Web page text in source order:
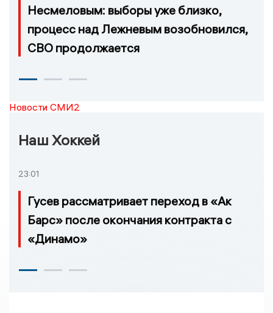
Несмеловым: выборы уже близко,
процесс над Лежневым возобновился,
СВО продолжается
Новости СМИ2
Наш Хоккей
23:01
Гусев рассматривает переход в «Ак
Барс» после окончания контракта с
«Динамо»